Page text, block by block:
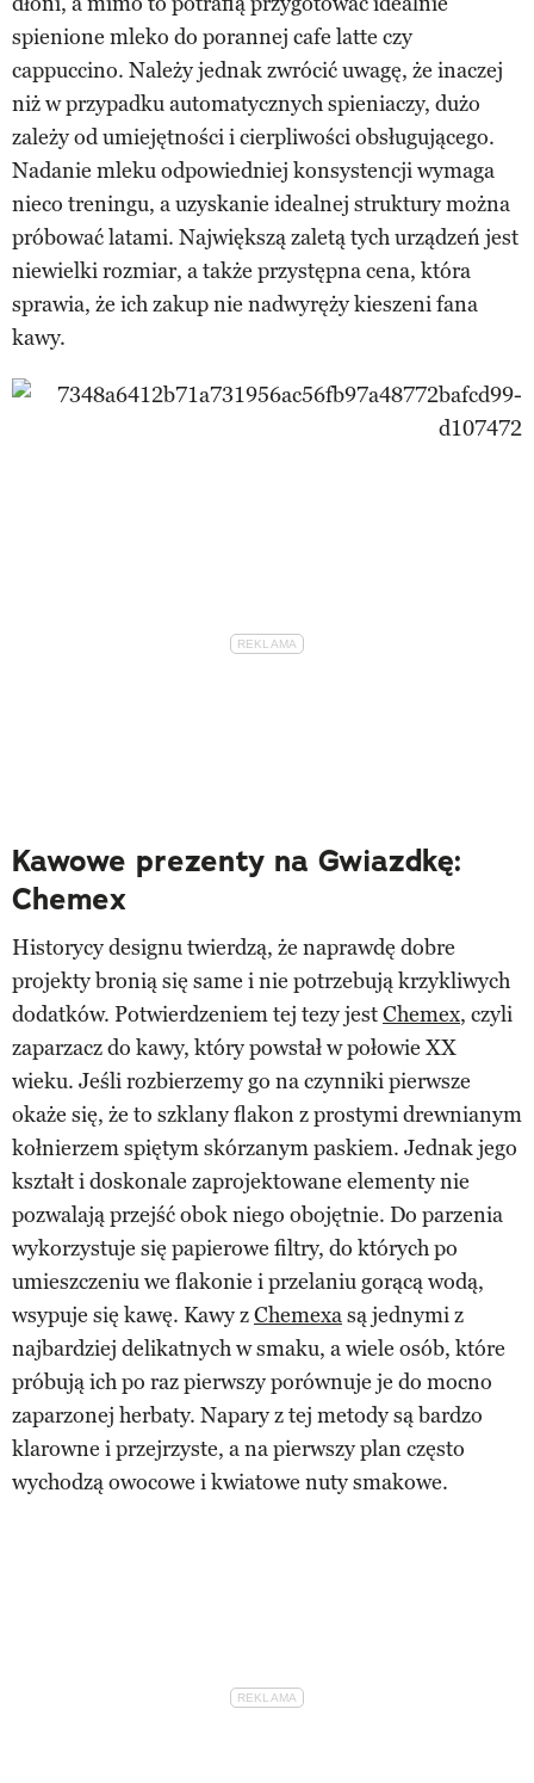
spienione mleko do porannej cafe latte czy
cappuccino. Należy jednak zwrócić uwagę, że inaczej
niż w przypadku automatycznych spieniaczy, dużo
zależy od umiejętności i cierpliwości obsługującego.
Nadanie mleku odpowiedniej konsystencji wymaga
nieco treningu, a uzyskanie idealnej struktury można
próbować latami. Największą zaletą tych urządzeń jest
niewielki rozmiar, a także przystępna cena, która
sprawia, że ich zakup nie nadwyręży kieszeni fana
kawy.
Kawowe prezenty na Gwiazdkę:
Chemex
Historycy designu twierdzą, że naprawdę dobre
projekty bronią się same i nie potrzebują krzykliwych
dodatków. Potwierdzeniem tej tezy jestChemex, czyli
zaparzacz do kawy, który powstał w połowie XX
wieku. Jeśli rozbierzemy go na czynniki pierwsze
okaże się, że to szklany flakon z prostymi drewnianym
kołnierzem spiętym skórzanym paskiem. Jednak jego
kształt i doskonale zaprojektowane elementy nie
pozwalają przejść obok niego obojętnie. Do parzenia
wykorzystuje się papierowe filtry, do których po
umieszczeniu we flakonie i przelaniu gorącą wodą,
wsypuje się kawę. Kawy zChemexasą jednymi z
najbardziej delikatnych w smaku, a wiele osób, które
próbują ich po raz pierwszy porównuje je do mocno
zaparzonej herbaty. Napary z tej metody są bardzo
klarowne i przejrzyste, a na pierwszy plan często
wychodzą owocowe i kwiatowe nuty smakowe.